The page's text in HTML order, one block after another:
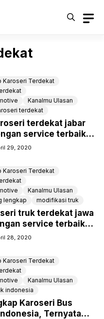
Karoseri Terdekat
Kanalmu Ulasan
terdekat
terdekat jabar
service terbaik
box, ambulance
29, 2020
Karoseri Terdekat
Kanalmu Ulasan
lengkap
modifikasi truk
truk terdekat jawa
service terbaik
alamat
28, 2020
Karoseri Terdekat
Kanalmu Ulasan
indonesia
Karoseri Bus
Ternyata